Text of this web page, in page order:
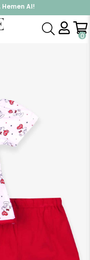
Al!
Üye Ol!
0
Kız Bebek Şortlu Takım Filli Kalpli Beyaz (0-3 Ay)